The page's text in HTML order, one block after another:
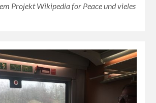
Projekt Wikipedia for Peace und vieles